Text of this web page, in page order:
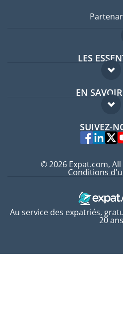
LES
Forum
Guides
EN
FAQ
SUIVEZ-
Au service des expatriés,
20 ans
© 2026 Expat.com,
Conditions